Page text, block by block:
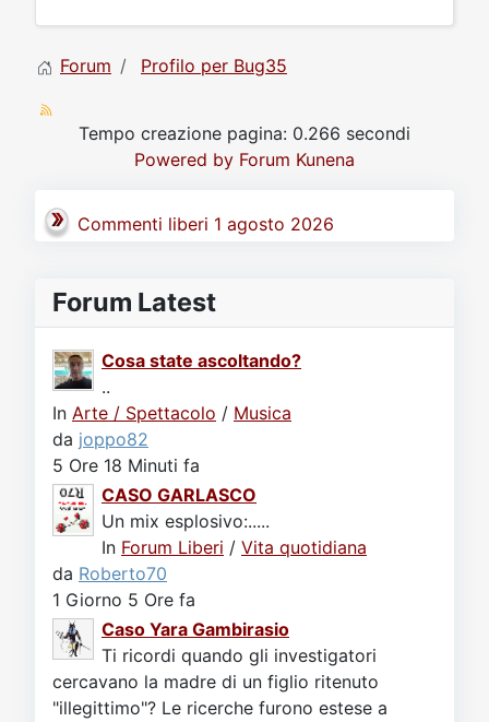
Forum Profilo per Bug35
Tempo creazione pagina: 0.266 secondi
Powered by Forum Kunena
Commenti liberi 1 agosto 2026
Forum Latest
Cosa state ascoltando?
..
In Arte / Spettacolo / Musica
da joppo82
5 Ore 18 Minuti fa
CASO GARLASCO
Un mix esplosivo:.....
In Forum Liberi / Vita quotidiana
da Roberto70
1 Giorno 5 Ore fa
Caso Yara Gambirasio
Ti ricordi quando gli investigatori
cercavano la madre di un figlio ritenuto
"illegittimo"? Le ricerche furono estese a